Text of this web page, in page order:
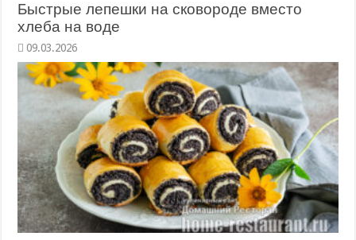
Быстрые лепешки на сковороде вместо
хлеба на воде
09.03.2026